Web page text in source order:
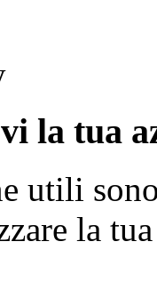
la tua
utili
la